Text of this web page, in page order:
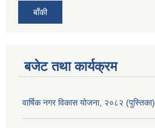
बाँकी
बजेट तथा कार्यक्रम
वार्षिक नगर विकास योजना, २०८२ (पुस्तिका)